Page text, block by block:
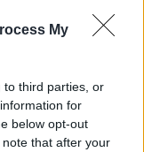
My
to third parties, or
for
below opt-out
that after your
och
kommer att
för att fylla